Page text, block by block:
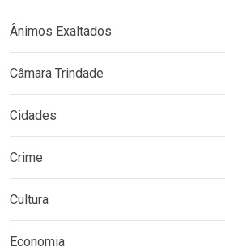
Ânimos Exaltados
Câmara Trindade
Cidades
Crime
Cultura
Economia